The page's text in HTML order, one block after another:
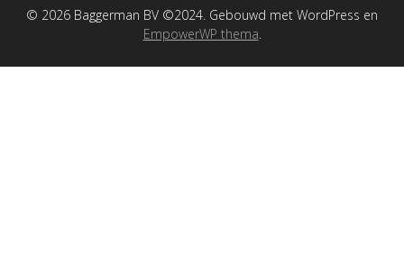
© 2026 Baggerman BV ©2024. Gebouwd met WordPress en
EmpowerWP thema.